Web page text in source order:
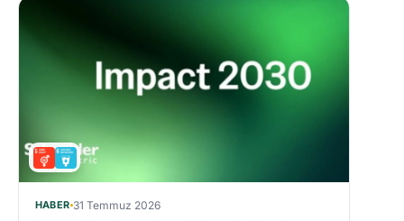
HABER 31 Temmuz 2026